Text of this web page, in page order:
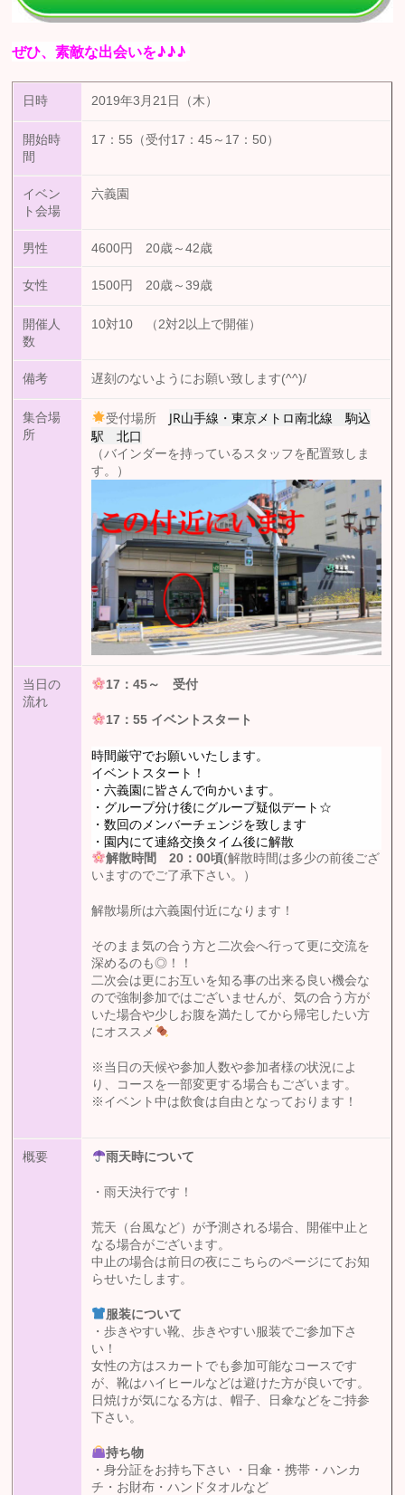
ぜひ、素敵な出会いを♪♪♪
日時 2019年3月21日（木）
開始時
間
17：55（受付17：45～17：50）
イベン
ト会場
六義園
男性 4600円 20歳～42歳
女性 1500円 20歳～39歳
開催人
数
10対10 （2対2以上で開催）
備考 遅刻のないようにお願い致します(^^)/
集合場
所
受付場所 JR山手線・東京メトロ南北線 駒込
駅 北口
（バインダーを持っているスタッフを配置致しま
す。）
当日の
流れ
17：45 ～ 受付
17：55 イベントスタート
時間厳守でお願いいたします。
イベントスタート！
・六義園に皆さんで向かいます。
・グループ分け後にグループ疑似デート☆
・数回のメンバーチェンジを致します
・園内にて連絡交換タイム後に解散
解散時間 20：00頃(解散時間は多少の前後ござ
いますのでご了承下さい。）
解散場所は六義園付近になります！
そのまま気の合う方と二次会へ行って更に交流を
深めるのも◎！！
二次会は更にお互いを知る事の出来る良い機会な
ので強制参加ではございませんが、気の合う方が
いた場合や少しお腹を満たしてから帰宅したい方
にオススメ
※当日の天候や参加人数や参加者様の状況によ
り、コースを一部変更する場合もございます。
※イベント中は飲食は自由となっております！
概要 雨天時について
・雨天決行です！
荒天（台風など）が予測される場合、開催中止と
なる場合がございます。
中止の場合は前日の夜にこちらのページにてお知
らせいたします。
服装について
・歩きやすい靴、歩きやすい服装でご参加下さ
い！
女性の方はスカートでも参加可能なコースです
が、靴はハイヒールなどは避けた方が良いです。
日焼けが気になる方は、帽子、日傘などをご持参
下さい。
持ち物
・身分証をお持ち下さい ・日傘・携帯・ハンカ
チ・お財布・ハンドタオルなど